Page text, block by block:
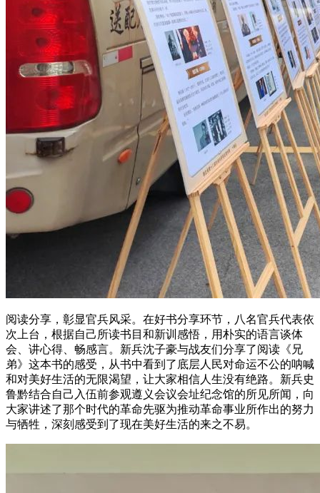
阅读分享，彰显官兵风采。在好书分享环节，八名官兵代表依
次上台，根据自己所读书目和新训感悟，用朴实的语言谈体
会、讲心得、畅感言。新兵沈子豪与战友们分享了阅读《兄
弟》这本书的感受，从书中看到了底层人民对命运不公的呐喊
和对美好生活的无限渴望，让大家相信人生没有绝路。新兵史
鲁黔结合自己入伍前参观遵义会议会址纪念馆的所见所闻，向
大家讲述了那个时代的革命先驱为推动革命事业所作出的努力
与牺牲，深刻感受到了现在美好生活的来之不易。